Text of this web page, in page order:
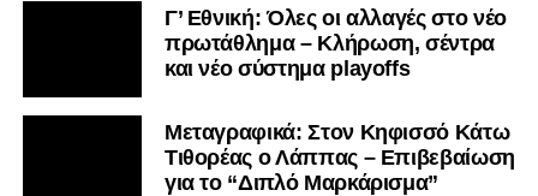
Γ’ Εθνική: Όλες οι αλλαγές στο νέο
πρωτάθλημα – Κλήρωση, σέντρα
και νέο σύστημα playoffs
Μεταγραφικά: Στον Κηφισσό Κάτω
Τιθορέας ο Λάππας – Επιβεβαίωση
για το “Διπλό Μαρκάρισμα”